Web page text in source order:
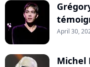
April 30,
Michel